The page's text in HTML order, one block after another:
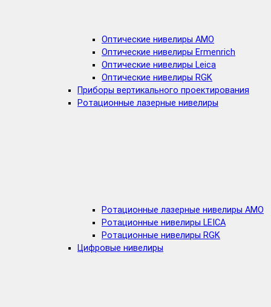
Оптические нивелиры AMO
Оптические нивелиры Ermenrich
Оптические нивелиры Leica
Оптические нивелиры RGK
Приборы вертикального проектирования
Ротационные лазерные нивелиры
Ротационные лазерные нивелиры AMO
Ротационные нивелиры LEICA
Ротационные нивелиры RGK
Цифровые нивелиры